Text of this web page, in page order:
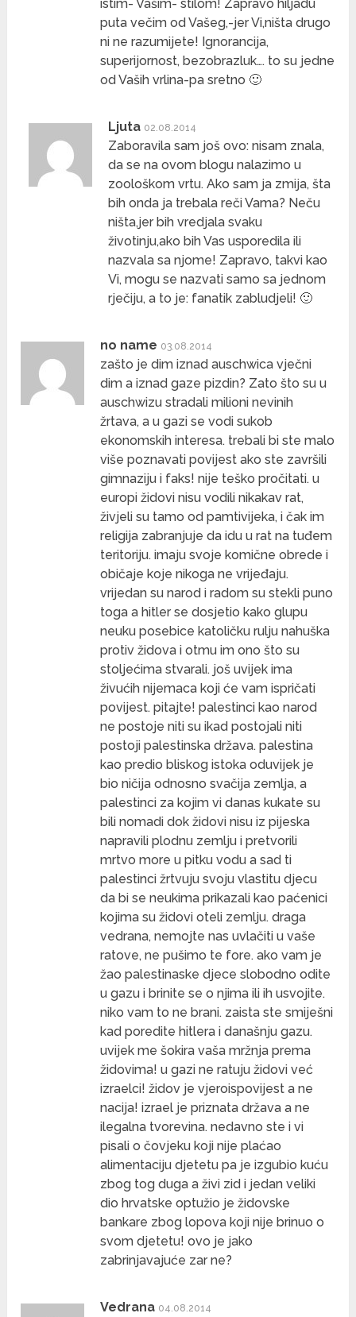
istim- Vašim- stilom! Zapravo hiljadu
puta večim od Vašeg,-jer Vi,ništa drugo
ni ne razumijete! Ignorancija,
superijornost, bezobrazluk…. to su jedne
od Vaših vrlina-pa sretno 🙂
Ljuta 02.08.2014
Zaboravila sam još ovo: nisam znala,
da se na ovom blogu nalazimo u
zoološkom vrtu. Ako sam ja zmija, šta
bih onda ja trebala reči Vama? Neču
ništa,jer bih vredjala svaku
životinju,ako bih Vas usporedila ili
nazvala sa njome! Zapravo, takvi kao
Vi, mogu se nazvati samo sa jednom
rječiju, a to je: fanatik zabludjeli! 🙂
no name 03.08.2014
zašto je dim iznad auschwica vječni
dim a iznad gaze pizdin? Zato što su u
auschwizu stradali milioni nevinih
žrtava, a u gazi se vodi sukob
ekonomskih interesa. trebali bi ste malo
više poznavati povijest ako ste završili
gimnaziju i faks! nije teško pročitati. u
europi židovi nisu vodili nikakav rat,
živjeli su tamo od pamtivijeka, i čak im
religija zabranjuje da idu u rat na tuđem
teritoriju. imaju svoje komične obrede i
običaje koje nikoga ne vrijeđaju.
vrijedan su narod i radom su stekli puno
toga a hitler se dosjetio kako glupu
neuku posebice katoličku rulju nahuška
protiv židova i otmu im ono što su
stoljećima stvarali. još uvijek ima
živućih nijemaca koji će vam ispričati
povijest. pitajte! palestinci kao narod
ne postoje niti su ikad postojali niti
postoji palestinska država. palestina
kao predio bliskog istoka oduvijek je
bio ničija odnosno svačija zemlja, a
palestinci za kojim vi danas kukate su
bili nomadi dok židovi nisu iz pijeska
napravili plodnu zemlju i pretvorili
mrtvo more u pitku vodu a sad ti
palestinci žrtvuju svoju vlastitu djecu
da bi se neukima prikazali kao paćenici
kojima su židovi oteli zemlju. draga
vedrana, nemojte nas uvlačiti u vaše
ratove, ne pušimo te fore. ako vam je
žao palestinaske djece slobodno odite
u gazu i brinite se o njima ili ih usvojite.
niko vam to ne brani. zaista ste smiješni
kad poredite hitlera i današnju gazu.
uvijek me šokira vaša mržnja prema
židovima! u gazi ne ratuju židovi već
izraelci! židov je vjeroispovijest a ne
nacija! izrael je priznata država a ne
ilegalna tvorevina. nedavno ste i vi
pisali o čovjeku koji nije plaćao
alimentaciju djetetu pa je izgubio kuću
zbog tog duga a živi zid i jedan veliki
dio hrvatske optužio je židovske
bankare zbog lopova koji nije brinuo o
svom djetetu! ovo je jako
zabrinjavajuće zar ne?
Vedrana 04.08.2014